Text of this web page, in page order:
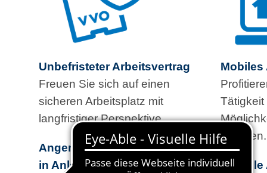
Unbefristeter Arbeitsvertrag
Freuen Sie sich auf einen
sicheren Arbeitsplatz mit
langfristiger Perspektive.
Angemessene Vergütung
in Anlehnung an den TVöD
Mobiles
Arbeiten.
Flexible